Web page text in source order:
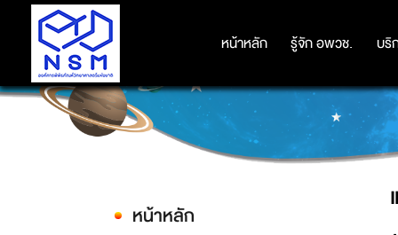
หน้าหลัก รู้จัก อพวช. บริ
หน้าหลัก รู้จัก อพวช. บริ
หน้าหลัก